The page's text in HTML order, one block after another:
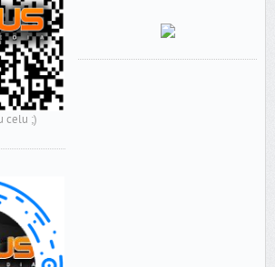
celu ;)